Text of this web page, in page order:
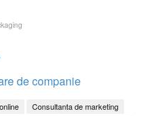
de companie
Consultanta de marketing